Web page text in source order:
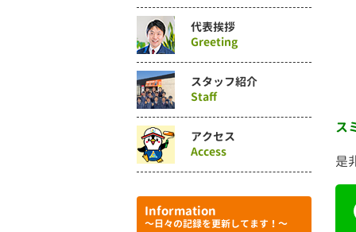
ス
是
代表挨拶
Greeting
スタッフ紹介
Staff
アクセス
Access
Information
～日々の記録を更新してます！～